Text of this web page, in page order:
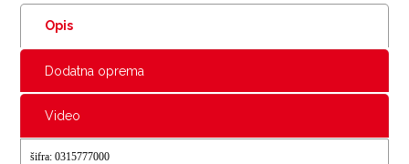
Opis
Dodatna oprema
Video
šifra: 0315777000